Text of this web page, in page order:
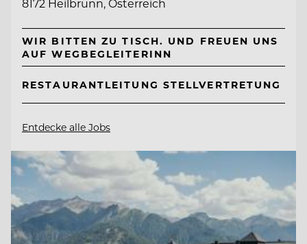
8172 Heilbrunn, Österreich
WIR BITTEN ZU TISCH. UND FREUEN UNS
AUF WEGBEGLEITERINN
RESTAURANTLEITUNG STELLVERTRETUNG
Entdecke alle Jobs